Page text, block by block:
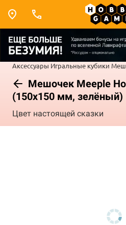
Аксессуары Игральные кубики
Мешочек Meeple
(150x150 мм, зелёный)
Цвет настоящей сказки